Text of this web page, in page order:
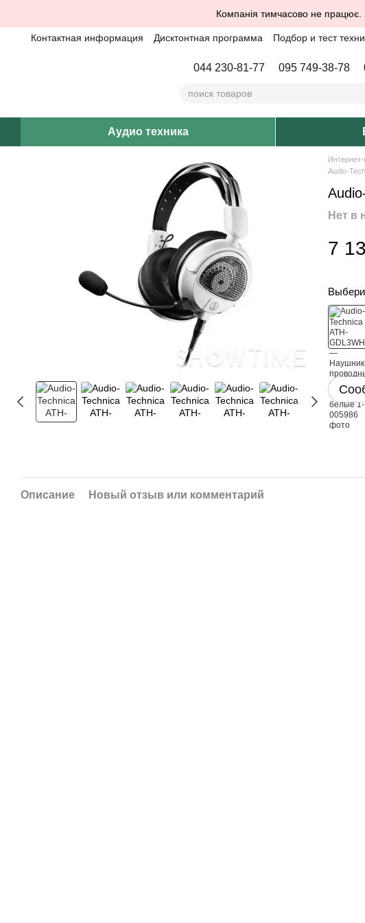
Компанія тимчасово не працює.
Контактная информация Дисктонтная программа Подбор и тест
044 230-81-77 095 749-38-78
Аудио техника
Audio-
Нет в
7
Описание Новый отзыв или комментарий